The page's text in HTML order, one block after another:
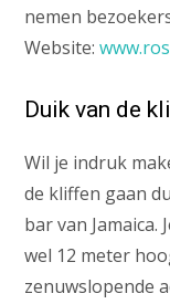
nemen
Website:
Duik van de
Wil je indruk
de kliffen gaan
bar van
wel 12 meter
zenuwslopende